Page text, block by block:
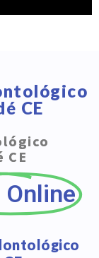
CE
CE
Online